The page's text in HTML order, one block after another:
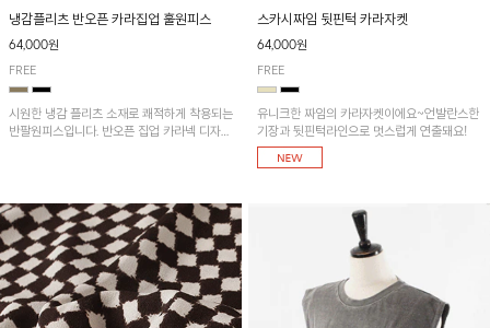
냉감플리츠 반오픈 카라집업 훌원피스
64,000원
FREE
시원한 냉감 플리츠 소재로 쾌적하게 착용되는
반팔원피스입니다. 반오픈 집업 카라넥 디자인
스카시짜임 뒷핀턱 카라자켓
64,000원
FREE
유니크한 짜임의 카라자켓이에요~언발란스한
기장과 뒷핀턱라인으로 멋스럽게 연출돼요!